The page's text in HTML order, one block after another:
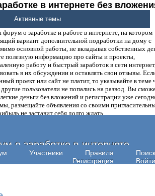
в интернете без
денег.
о заработке и работе в интернете, на котором
вариант дополнительной подработки на дому с
основной работы, не вкладывая собственных
полезную информацию про сайты и проекты,
работу и быстрый заработок в сети
в их обсуждении и оставлять свои отзывы.
проект или сайт не платит, то указывайте в теме
пользователи не попались на развод. Вы
деньги без вложений и регистрации уже
размещайте объявления со своими
не заставит себя долго ждать.
о заработке в интернете
Участники Правила
Поиск
Регистрация
Войти
Активные темы